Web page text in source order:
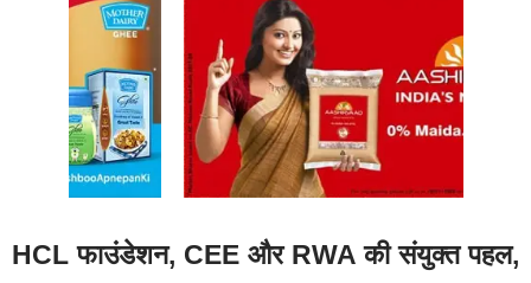
HCL फाउंडेशन, CEE और RWA की संयुक्त पहल,